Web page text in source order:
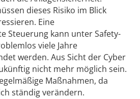
dieses Risiko im Blick
Eine
Steuerung kann unter Safety-
viele Jahre
werden. Aus Sicht der Cyber
nicht mehr möglich sein.
Maßnahmen, da
ständig verändern.